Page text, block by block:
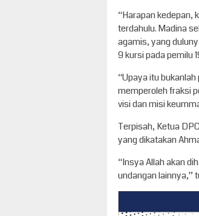
“Harapan kedepan,
terdahulu. Madina
agamis, yang
9 kursi pada pemilu
“Upaya itu
memperoleh fraksi
visi dan misi
Terpisah, Ketua
yang dikatakan
“Insya Allah akan
undangan lainnya,”